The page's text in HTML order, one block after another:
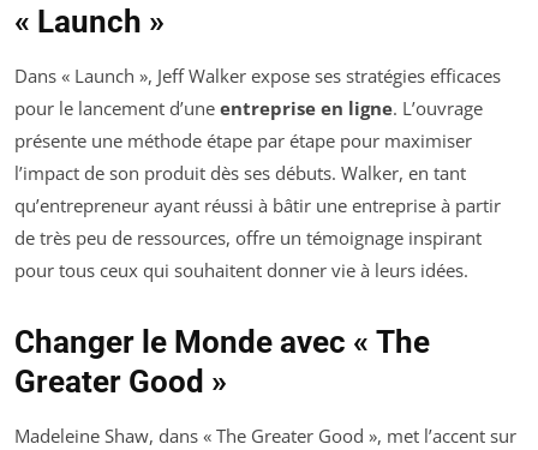
« Launch »
Dans « Launch », Jeff Walker expose ses stratégies efficaces
pour le lancement d’une entreprise en ligne. L’ouvrage
présente une méthode étape par étape pour maximiser
l’impact de son produit dès ses débuts. Walker, en tant
qu’entrepreneur ayant réussi à bâtir une entreprise à partir
de très peu de ressources, offre un témoignage inspirant
pour tous ceux qui souhaitent donner vie à leurs idées.
Changer le Monde avec « The
Greater Good »
Madeleine Shaw, dans « The Greater Good », met l’accent sur